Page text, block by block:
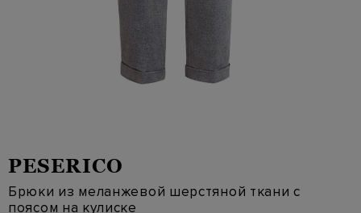
PESERICO
Брюки из меланжевой шерстяной ткани с
поясом на кулиске